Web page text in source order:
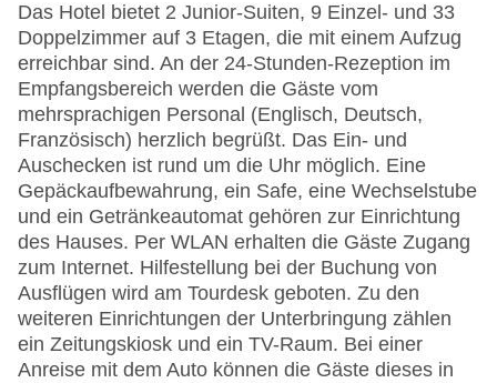
Das Hotel bietet 2 Junior-Suiten, 9 Einzel- und 33
Doppelzimmer auf 3 Etagen, die mit einem Aufzug
erreichbar sind. An der 24-Stunden-Rezeption im
Empfangsbereich werden die Gäste vom
mehrsprachigen Personal (Englisch, Deutsch,
Französisch) herzlich begrüßt. Das Ein- und
Auschecken ist rund um die Uhr möglich. Eine
Gepäckaufbewahrung, ein Safe, eine Wechselstube
und ein Getränkeautomat gehören zur Einrichtung
des Hauses. Per WLAN erhalten die Gäste Zugang
zum Internet. Hilfestellung bei der Buchung von
Ausflügen wird am Tourdesk geboten. Zu den
weiteren Einrichtungen der Unterbringung zählen
ein Zeitungskiosk und ein TV-Raum. Bei einer
Anreise mit dem Auto können die Gäste dieses in